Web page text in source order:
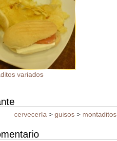
variados
cervecería > guisos > montaditos